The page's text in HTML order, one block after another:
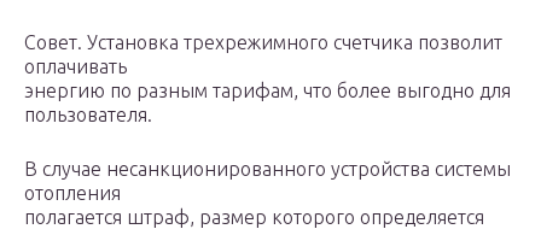
Совет. Установка трехрежимного счетчика позволит
оплачивать
энергию по разным тарифам, что более выгодно для
пользователя.
В случае несанкционированного устройства системы
отопления
полагается штраф, размер которого определяется